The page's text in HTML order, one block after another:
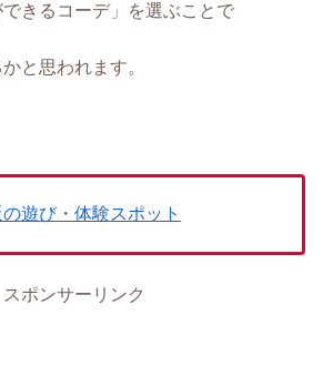
きるコーデ」を選ぶことで
と思われます。
遊び・体験スポット
スポンサーリンク